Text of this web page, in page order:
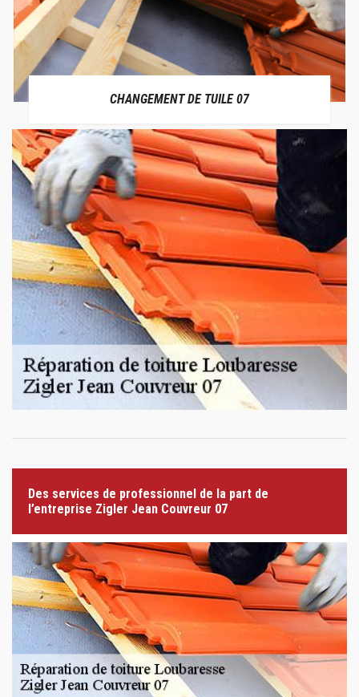
CHANGEMENT DE TUILE 07
Des services de professionnel de la part de
l’entreprise Zigler Jean Couvreur 07